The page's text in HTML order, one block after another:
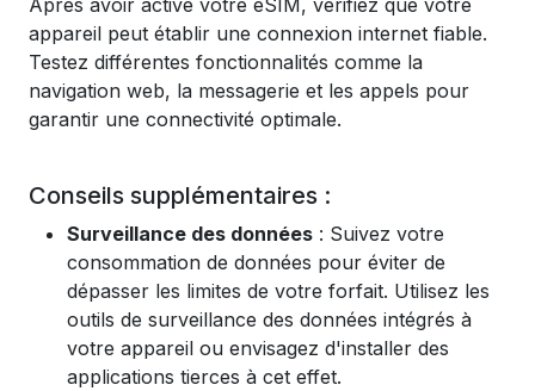
Après avoir activé votre eSIM, vérifiez que votre
appareil peut établir une connexion internet fiable.
Testez différentes fonctionnalités comme la
navigation web, la messagerie et les appels pour
garantir une connectivité optimale.
Conseils supplémentaires :
Surveillance des données : Suivez votre
consommation de données pour éviter de
dépasser les limites de votre forfait. Utilisez les
outils de surveillance des données intégrés à
votre appareil ou envisagez d'installer des
applications tierces à cet effet.